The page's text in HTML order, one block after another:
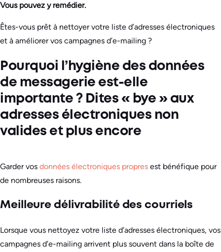
Vous pouvez y remédier.
Êtes-vous prêt à nettoyer votre liste d’adresses électroniques
et à améliorer vos campagnes d’e-mailing ?
Pourquoi l’hygiène des données
de messagerie est-elle
importante ? Dites « bye » aux
adresses électroniques non
valides et plus encore
Garder vos données électroniques propres est bénéfique pour
de nombreuses raisons.
Meilleure délivrabilité des courriels
Lorsque vous nettoyez votre liste d’adresses électroniques, vos
campagnes d’e-mailing arrivent plus souvent dans la boîte de